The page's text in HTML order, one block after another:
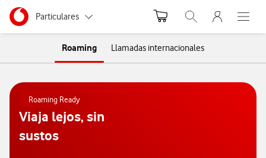
Ir a la pagina principal de vodafone.es
Menu navegación Segmento
Particulares
Grandes empresas
y AA.PP.
Abrir buscador.
Menu
Abre
Roaming Llamadas internacionales
Roaming Ready
Viaja lejos, sin
sustos